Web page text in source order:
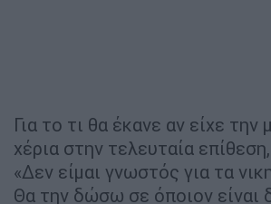
Για το τι θα έκανε αν είχε την
χέρια στην τελευταία
«Δεν είμαι γνωστός για τα
Θα την δώσω σε όποιον είναι